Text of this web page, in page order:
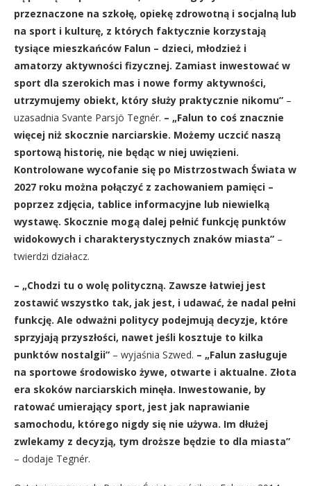
przeznaczone na szkołę, opiekę zdrowotną i socjalną lub
na sport i kulturę, z których faktycznie korzystają
tysiące mieszkańców Falun – dzieci, młodzież i
amatorzy aktywności fizycznej. Zamiast inwestować w
sport dla szerokich mas i nowe formy aktywności,
utrzymujemy obiekt, który służy praktycznie nikomu” –
uzasadnia Svante Parsjö Tegnér. – „Falun to coś znacznie
więcej niż skocznie narciarskie. Możemy uczcić naszą
sportową historię, nie będąc w niej uwięzieni.
Kontrolowane wycofanie się po Mistrzostwach Świata w
2027 roku można połączyć z zachowaniem pamięci –
poprzez zdjęcia, tablice informacyjne lub niewielką
wystawę. Skocznie mogą dalej pełnić funkcję punktów
widokowych i charakterystycznych znaków miasta” –
twierdzi działacz.
– „Chodzi tu o wolę polityczną. Zawsze łatwiej jest
zostawić wszystko tak, jak jest, i udawać, że nadal pełni
funkcję. Ale odważni politycy podejmują decyzje, które
sprzyjają przyszłości, nawet jeśli kosztuje to kilka
punktów nostalgii” – wyjaśnia Szwed. – „Falun zasługuje
na sportowe środowisko żywe, otwarte i aktualne. Złota
era skoków narciarskich minęła. Inwestowanie, by
ratować umierający sport, jest jak naprawianie
samochodu, którego nigdy się nie używa. Im dłużej
zwlekamy z decyzją, tym droższe będzie to dla miasta”
– dodaje Tegnér.